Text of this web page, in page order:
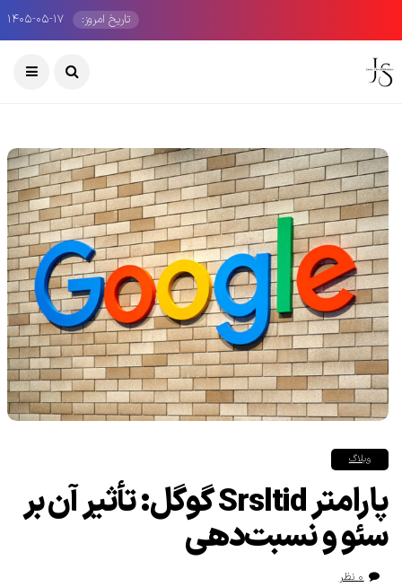
تاریخ امروز: ۱۴۰۵-۰۵-۱۷
وبلاگ
پارامتر Srsltid گوگل: تأثیر آن بر
سئو و نسبت‌دهی
۰ نظر